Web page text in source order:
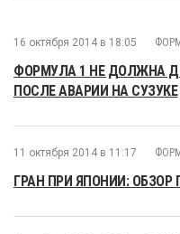
16 октября 2014 в 18:05
ФОРМУЛА 1 НЕ ДОЛЖНА
ПОСЛЕ АВАРИИ НА СУЗУКЕ
11 октября 2014 в 11:17
ГРАН ПРИ ЯПОНИИ: ОБЗОР